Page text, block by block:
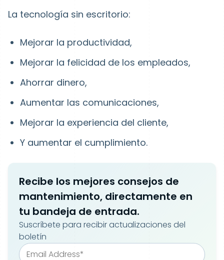
La tecnología sin escritorio:
Mejorar la productividad,
Mejorar la felicidad de los empleados,
Ahorrar dinero,
Aumentar las comunicaciones,
Mejorar la experiencia del cliente,
Y aumentar el cumplimiento.
Recibe los mejores consejos de
mantenimiento, directamente en
tu bandeja de entrada.
Suscríbete para recibir actualizaciones del
boletín